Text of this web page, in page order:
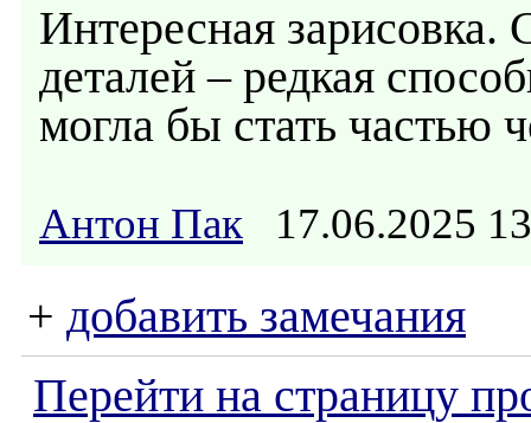
Интересная зарисовка.
деталей – редкая
могла бы стать частью
Антон Пак 17.06.2025
+ добавить замечания
Перейти на страницу